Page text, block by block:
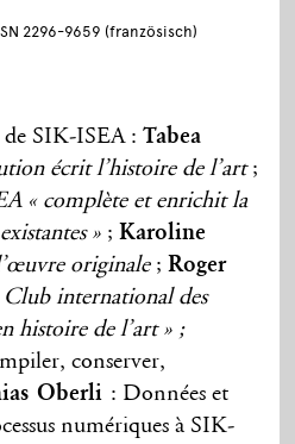
2296-9659 (französisch)
de SIK-ISEA :Tabea
écrit l’histoire de l’art;
« complète et enrichit la
» ;Karoline
originale;Roger
international des
histoire de l’art » ;
conserver,
Oberli : Données et
numériques à SIK-